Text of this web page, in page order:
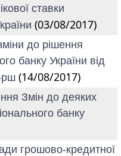
ставки
(03/08/2017)
до рішення
банку України від
рш (14/08/2017)
Змін до деяких
банку
грошово-кредитної